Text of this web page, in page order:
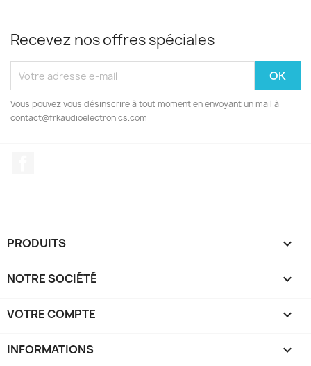
Recevez nos offres spéciales
Vous pouvez vous désinscrire à tout moment en envoyant un mail à
contact@frkaudioelectronics.com
PRODUITS 
NOTRE SOCIÉTÉ 
VOTRE COMPTE 
INFORMATIONS keyboard_arrow_down